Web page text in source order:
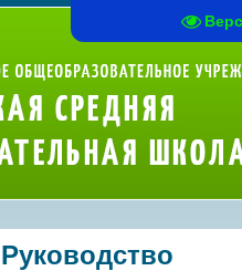
Руководство